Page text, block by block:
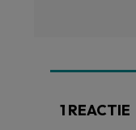
1 REACTIE